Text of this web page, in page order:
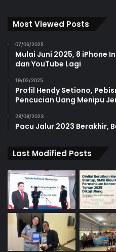
Most Viewed Posts
07/06/2025
Mulai Juni 2025, 8 iPhone
dan YouTube Lagi
19/02/2025
Profil Hendy Setiono,
Pencucian Uang Menipu
28/08/2023
Pacu Jalur 2023 Berakhir,
Last Modified Posts